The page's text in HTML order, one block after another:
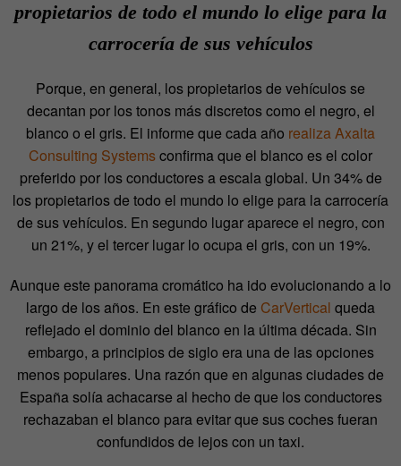
propietarios de todo el mundo lo elige para la
carrocería de sus vehículos
Porque, en general, los propietarios de vehículos se
decantan por los tonos más discretos como el negro, el
blanco o el gris. El informe que cada año realiza Axalta
Consulting Systemsconfirma que el blanco es el color
preferido por los conductores a escala global. Un 34% de
los propietarios de todo el mundo lo elige para la carrocería
de sus vehículos. En segundo lugar aparece el negro, con
un 21%, y el tercer lugar lo ocupa el gris, con un 19%.
Aunque este panorama cromático ha ido evolucionando a lo
largo de los años. En este gráfico de CarVertical queda
reflejado el dominio del blanco en la última década. Sin
embargo, a principios de siglo era una de las opciones
menos populares. Una razón que en algunas ciudades de
España solía achacarse al hecho de que los conductores
rechazaban el blanco para evitar que sus coches fueran
confundidos de lejos con un taxi.